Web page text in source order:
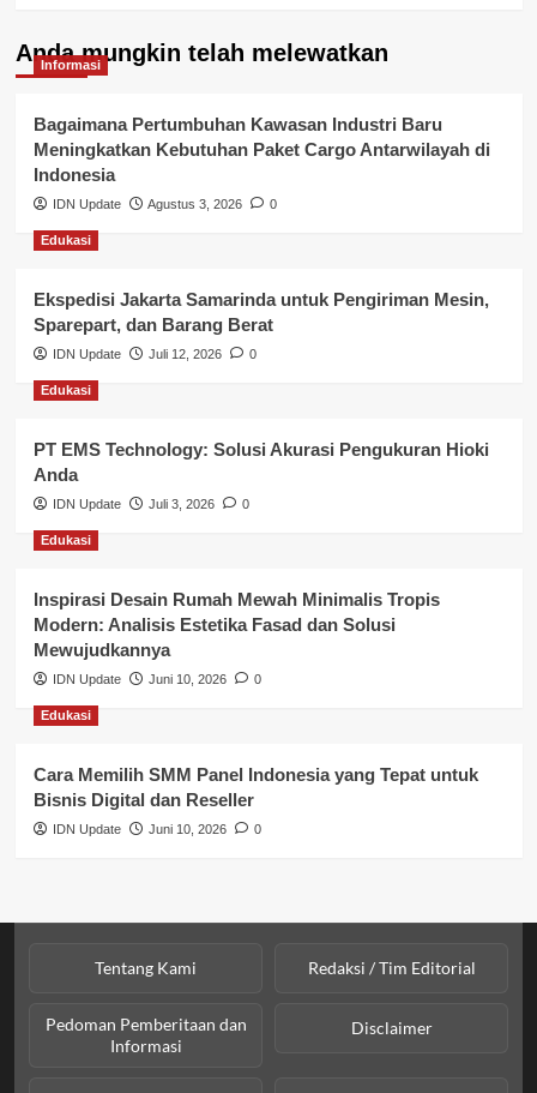
Kepegawaian & ASN Banyuasin
Kesehatan
Keuangan
Lalu Lintas
Layanan Publik Kabupaten Banyuasin
Nasional
Pemerintahan
Pendidikan
Perbankan & Keuangan
Perpajakan & Keuangan
Profil Wilayah Banyuasin
Sosial & Budaya
Sosial & Kesejahteraan
Anda mungkin telah melewatkan
Informasi
Bagaimana Pertumbuhan Kawasan Industri Baru
Meningkatkan Kebutuhan Paket Cargo Antarwilayah di
Indonesia
IDN Update Agustus 3, 2026 0
Edukasi
Ekspedisi Jakarta Samarinda untuk Pengiriman Mesin,
Sparepart, dan Barang Berat
IDN Update Juli 12, 2026 0
Edukasi
PT EMS Technology: Solusi Akurasi Pengukuran Hioki
Anda
IDN Update Juli 3, 2026 0
Edukasi
Inspirasi Desain Rumah Mewah Minimalis Tropis
Modern: Analisis Estetika Fasad dan Solusi
Mewujudkannya
IDN Update Juni 10, 2026 0
Edukasi
Cara Memilih SMM Panel Indonesia yang Tepat untuk
Bisnis Digital dan Reseller
IDN Update Juni 10, 2026 0
Tentang Kami Redaksi / Tim Editorial
Pedoman Pemberitaan dan
Informasi
Disclaimer